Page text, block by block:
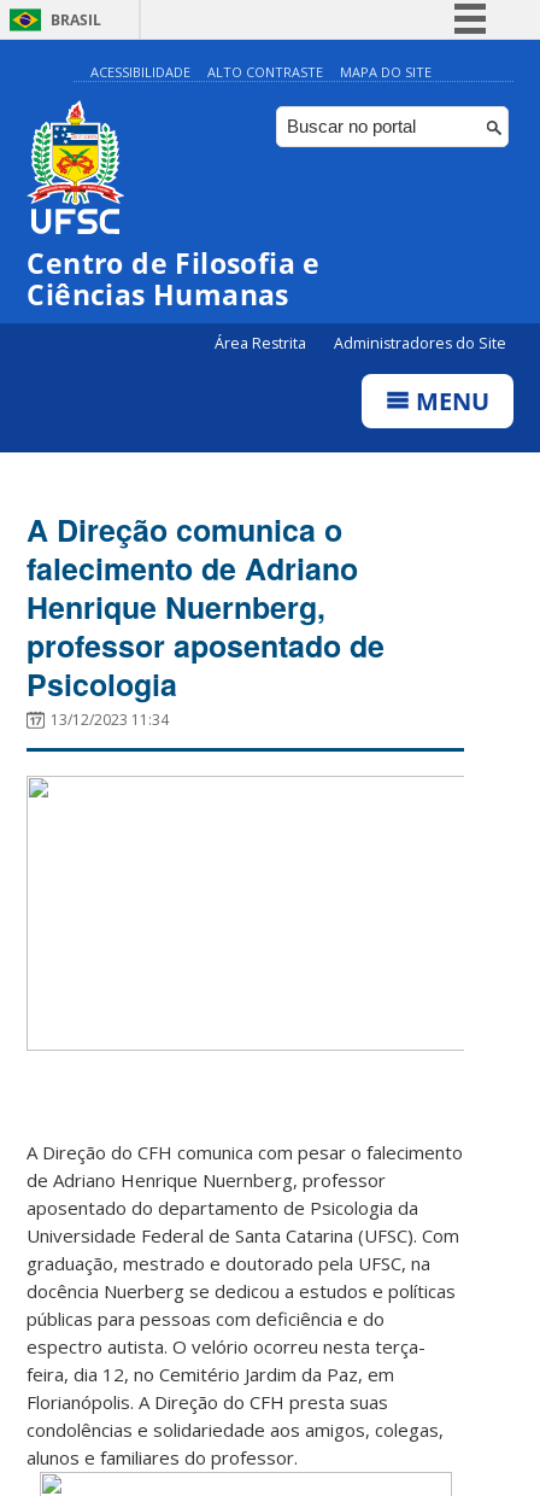
BRASIL
Simplifique!
Comunica BR
Participe
ACESSIBILIDADE ALTO CONTRASTE MAPA DO SITE
Centro de Filosofia e
Ciências Humanas
Área Restrita Administradores do Site
MENU
A Direção comunica o
falecimento de Adriano
Henrique Nuernberg,
professor aposentado de
Psicologia
13/12/2023 11:34
A Direção do CFH comunica com pesar o falecimento
de Adriano Henrique Nuernberg, professor
aposentado do departamento de Psicologia da
Universidade Federal de Santa Catarina (UFSC). Com
graduação, mestrado e doutorado pela UFSC, na
docência Nuerberg se dedicou a estudos e políticas
públicas para pessoas com deficiência e do
espectro autista. O velório ocorreu nesta terça-
feira, dia 12, no Cemitério Jardim da Paz, em
Florianópolis. A Direção do CFH presta suas
condolências e solidariedade aos amigos, colegas,
alunos e familiares do professor.